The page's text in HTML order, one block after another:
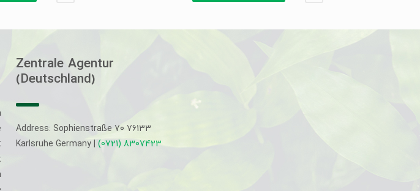
Zentrale Agentur
(Deutschland)
Address: Sophienstraße 70 76133
Karlsruhe Germany | (0721) 8307423